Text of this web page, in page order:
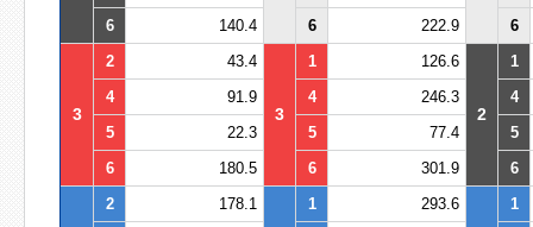
6
140.4 6 222.9 6
3
2 43.4
3
1 126.6
2
1
4
91.9 4 246.3
4
5
22.3 5 77.4
5
6
180.5 6 301.9 6
2 178.1 1 293.6
1